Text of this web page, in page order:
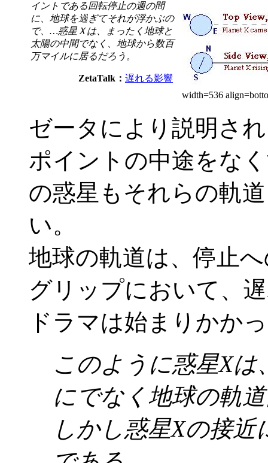
イントである回転停止の週の間
に、地球を過ぎてそれが浮かぶの
で、…惑星Ｘは、まったく地球と
太陽の中間でなく、地球から数百
万マイルに居るだろう。
ZetaTalk： 遅れる影響
width=536
ゼータにより説明さ
ポイントの中途をな
の惑星もそれらの軌
い。
地球の軌道は、停止
グリップにおいて、
ドラマは始まりかか
このように惑星Xは
にでなく地球の軌
しかし惑星Xの接